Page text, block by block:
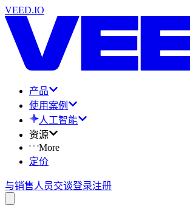
VEED.IO
产品
使用案例
人工智能
资源
More
定价
与销售人员交谈登录注册